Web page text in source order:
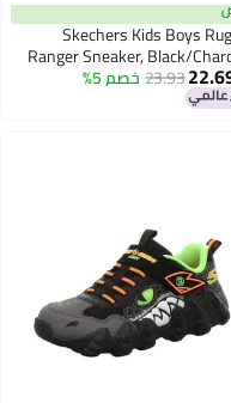
Skechers Kids Boys
Ranger Sneaker, Black/
2.5,
23.93خصم 5%